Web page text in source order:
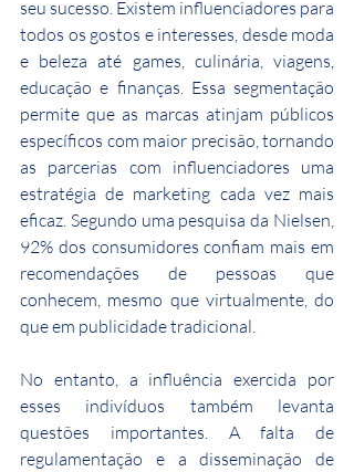
seu sucesso. Existem influenciadores para
todos os gostos e interesses, desde moda
e beleza até games, culinária, viagens,
educação e finanças. Essa segmentação
permite que as marcas atinjam públicos
específicos com maior precisão, tornando
as parcerias com influenciadores uma
estratégia de marketing cada vez mais
eficaz. Segundo uma pesquisa da Nielsen,
92% dos consumidores confiam mais em
recomendações de pessoas que
conhecem, mesmo que virtualmente, do
que em publicidade tradicional.
No entanto, a influência exercida por
esses indivíduos também levanta
questões importantes. A falta de
regulamentação e a disseminação de